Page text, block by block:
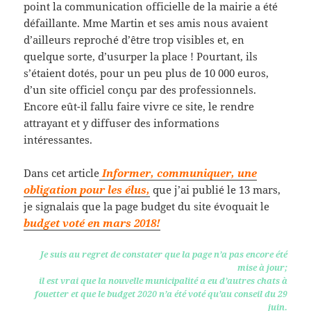
point la communication officielle de la mairie a été
défaillante. Mme Martin et ses amis nous avaient
d’ailleurs reproché d’être trop visibles et, en
quelque sorte, d’usurper la place ! Pourtant, ils
s’étaient dotés, pour un peu plus de 10 000 euros,
d’un site officiel conçu par des professionnels.
Encore eût-il fallu faire vivre ce site, le rendre
attrayant et y diffuser des informations
intéressantes.
Dans cet article Informer, communiquer, une
obligation pour les élus, que j’ai publié le 13 mars,
je signalais que la page budget du site évoquait le
budget voté en mars 2018!
Je suis au regret de constater que la page n’a pas encore été
mise à jour;
il est vrai que la nouvelle municipalité a eu d’autres chats à
fouetter et que le budget 2020 n’a été voté qu’au conseil du 29
juin.